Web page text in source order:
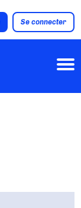
Se connecter